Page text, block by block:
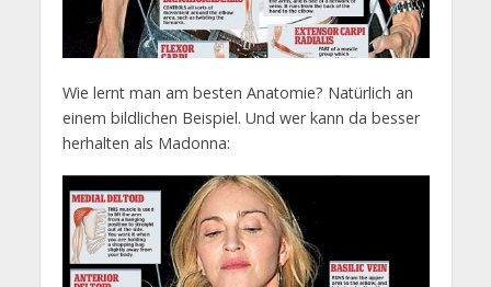
Wie lernt man am besten Anatomie? Natürlich an
einem bildlichen Beispiel. Und wer kann da besser
herhalten als Madonna: